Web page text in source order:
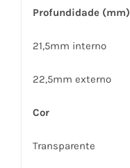
Profundidade (mm)
21,5mm interno
22,5mm externo
Cor
Transparente